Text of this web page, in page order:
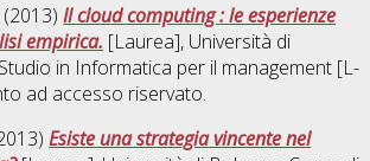
(2013)Il cloud computing : le esperienze
empirica. [Laurea], Università di
in Informatica per il management [L-
ad accesso riservato.
Esiste una strategia vincente nel